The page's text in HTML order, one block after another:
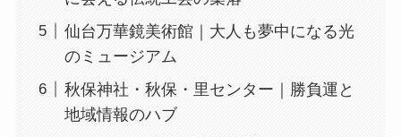
仙台万華鏡美術館｜大人も夢中になる光
のミュージアム
秋保神社・秋保・里センター｜勝負運と
地域情報のハブ